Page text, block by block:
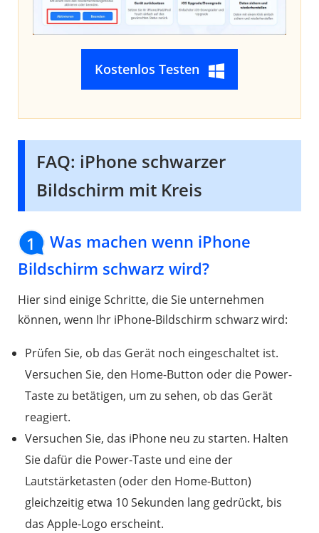
Kostenlos Testen
FAQ: iPhone schwarzer
Bildschirm mit Kreis
1
Was machen wenn iPhone
Bildschirm schwarz wird?
Hier sind einige Schritte, die Sie unternehmen
können, wenn Ihr iPhone-Bildschirm schwarz wird:
Prüfen Sie, ob das Gerät noch eingeschaltet ist.
Versuchen Sie, den Home-Button oder die Power-
Taste zu betätigen, um zu sehen, ob das Gerät
reagiert.
Versuchen Sie, das iPhone neu zu starten. Halten
Sie dafür die Power-Taste und eine der
Lautstärketasten (oder den Home-Button)
gleichzeitig etwa 10 Sekunden lang gedrückt, bis
das Apple-Logo erscheint.